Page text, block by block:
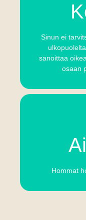
Sinun ei
sanoittaa
osaan
Hommat